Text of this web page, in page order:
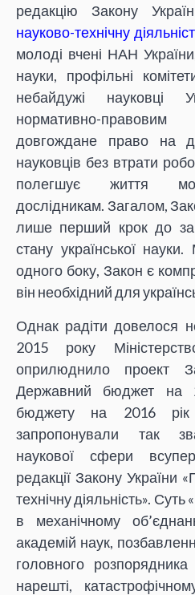
редакцію Закону
науково-технічну
молоді вчені НАН
науки, профільні
небайдужі науковці
нормативно-
довгождане право на
науковців без втрати
полегшує життя
дослідникам. Загалом,
лише перший крок до
стану української
одного боку, Закон є
він необхідний для
Однак радіти довелося
2015 року
оприлюднило проект
Державний бюджет на
бюджету на 2016 рік
запропонували так
наукової сфери
редакції Закону України
технічну діяльність». Суть
в механічному
академій наук,
головного
нарешті,